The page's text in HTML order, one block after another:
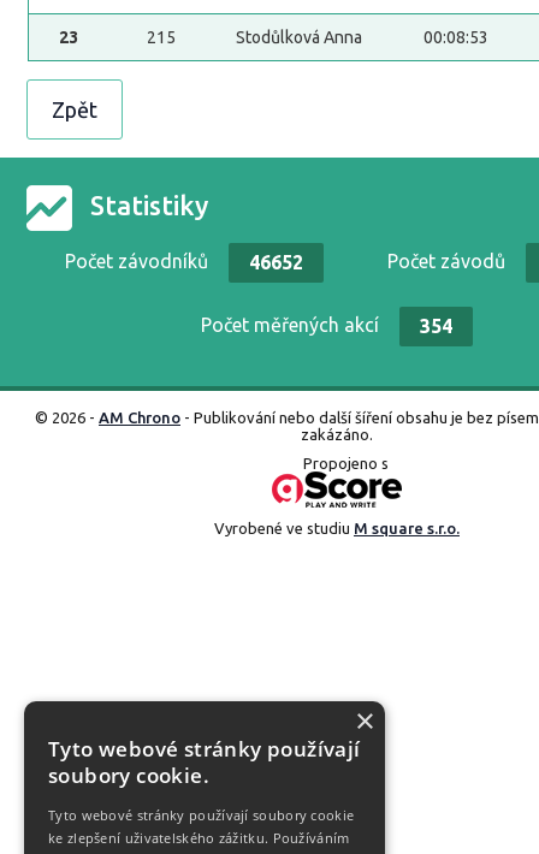
23 215 Stodůlková Anna 00:08:53
Zpět
Statistiky
Počet závodníků 46652 Počet závodů
Počet měřených akcí 354
© 2026 - AM Chrono - Publikování nebo další šíření obsahu je bez
zakázáno.
Propojeno s
Vyrobené ve studiu M square s.r.o.
×
Tyto webové stránky používají
soubory cookie.
Tyto webové stránky používají soubory cookie
ke zlepšení uživatelského zážitku. Používáním